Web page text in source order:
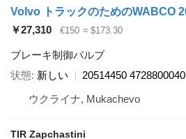
￥27,310 €150 ≈ $173.30
ブレーキ制御バルブ
状態 新しい
20514450 4728800040
ウクライナ, Mukachevo
TIR Zapchastini